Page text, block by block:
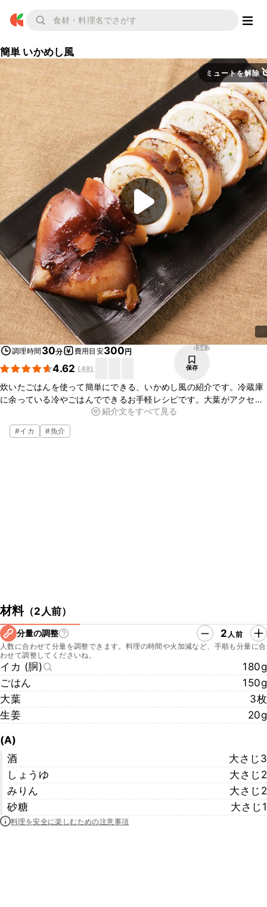
簡単 いかめし風
ミュートを解除
調理時間 30分 費用目安300円
4.62 (49)
1347
保存
炊いたごはんを使って簡単にできる、いかめし風の紹介です。冷蔵庫
に余っている冷やごはんでできるお手軽レシピです。大葉がアクセン
トになっています。味がしっかり染み込んでいておいしいので、ぜひ
作ってみてくださいね。
紹介文をすべて見る
#イカ #魚介
材料（2人前）
分量の調整 2 人前
人数に合わせて分量を調整できます。料理の時間や火加減など、手順も分量に合
わせて調整してくださいね。
イカ (胴)
180g
ごはん
150g
大葉
3枚
生姜
20g
(A)
酒
大さじ3
しょうゆ
大さじ2
みりん
大さじ2
砂糖
大さじ1
料理を安全に楽しむための注意事項